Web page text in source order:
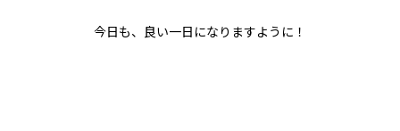
今日も、良い一日になりますように！